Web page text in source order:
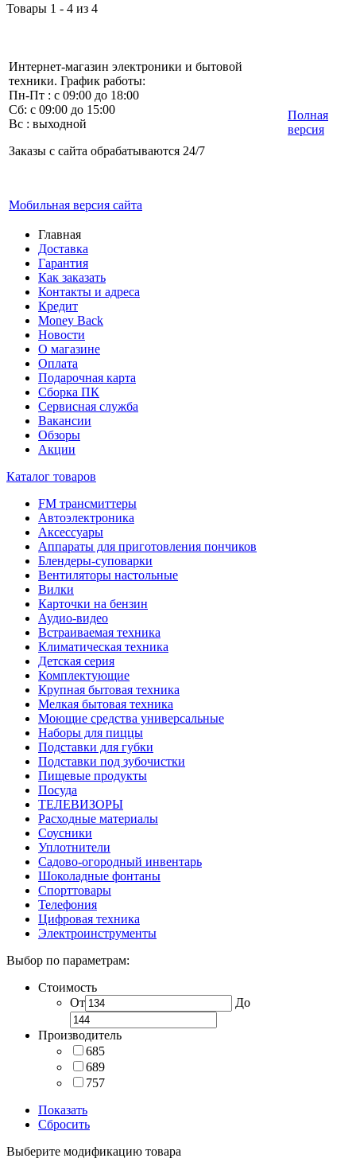
Товары 1 - 4 из 4
Интернет-магазин электроники и бытовой
техники. График работы:
Пн-Пт : с 09:00 до 18:00
Сб: с 09:00 до 15:00
Вс : выходной
Заказы с сайта обрабатываются 24/7
Мобильная версия сайта
Полная
версия
Главная
Доставка
Гарантия
Как заказать
Контакты и адреса
Кредит
Money Back
Новости
О магазине
Оплата
Подарочная карта
Сборка ПК
Сервисная служба
Вакансии
Обзоры
Акции
Каталог товаров
FM трансмиттеры
Автоэлектроника
Аксессуары
Аппараты для приготовления пончиков
Блендеры-суповарки
Вентиляторы настольные
Вилки
Карточки на бензин
Аудио-видео
Встраиваемая техника
Климатическая техника
Детская серия
Комплектующие
Крупная бытовая техника
Мелкая бытовая техника
Моющие средства универсальные
Наборы для пиццы
Подставки для губки
Подставки под зубочистки
Пищевые продукты
Посуда
ТЕЛЕВИЗОРЫ
Расходные материалы
Соусники
Уплотнители
Садово-огородный инвентарь
Шоколадные фонтаны
Спорттовары
Телефония
Цифровая техника
Электроинструменты
Выбор по параметрам:
Стоимость
От
До
Производитель
685
689
757
Показать
Сбросить
Выберите модификацию товара